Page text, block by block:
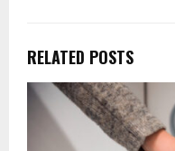
RELATED POSTS